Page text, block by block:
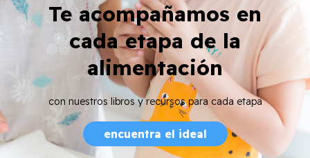
Te acompañamos en
cada etapa de la
alimentación
con nuestros libros y recursos para cada etapa
encuentra el ideal